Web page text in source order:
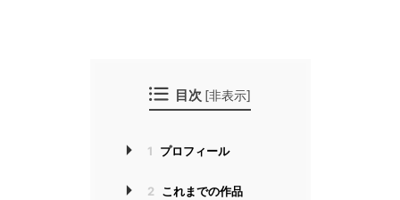
目次 [非表示]
1 プロフィール
2 これまでの作品